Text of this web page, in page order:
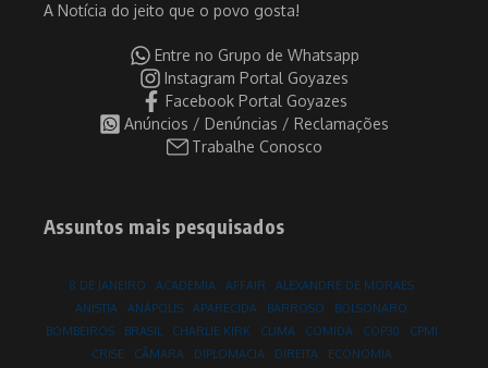
A Notícia do jeito que o povo gosta!
Entre no Grupo de Whatsapp
Instagram Portal Goyazes
Facebook Portal Goyazes
Anúncios / Denúncias / Reclamações
Trabalhe Conosco
Assuntos mais pesquisados
8 DE JANEIRO ACADEMIA AFFAIR
ALEXANDRE DE MORAES
ANISTIA
ANÁPOLIS APARECIDA BARROSO
BOLSONARO
BOMBEIROS
BRASIL CHARLIE KIRK CLIMA COMIDA COP30
CPMI
CRISE
CÂMARA DIPLOMACIA DIREITA
ECONOMIA